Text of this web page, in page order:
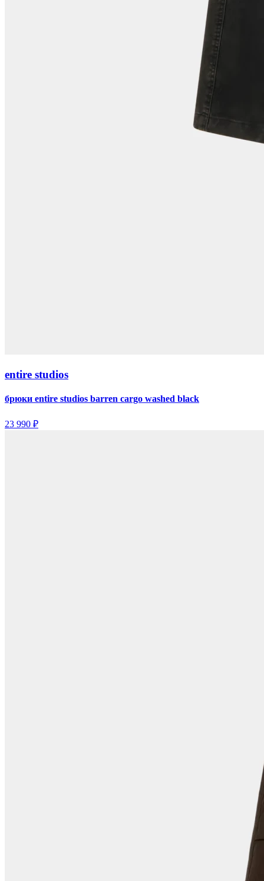
entire studios
брюки entire studios barren cargo washed black
23 990 ₽